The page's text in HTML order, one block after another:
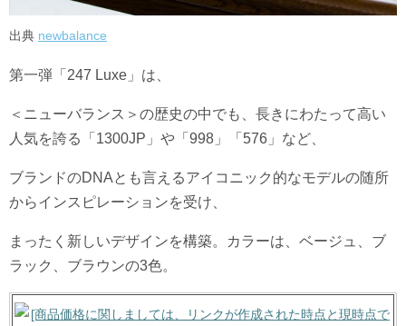
出典 newbalance
第一弾「247 Luxe」は、
＜ニューバランス＞の歴史の中でも、長きにわたって高い
人気を誇る「1300JP」や「998」「576」など、
ブランドのDNAとも言えるアイコニック的なモデルの随所
からインスピレーションを受け、
まったく新しいデザインを構築。カラーは、ベージュ、ブ
ラック、ブラウンの3色。